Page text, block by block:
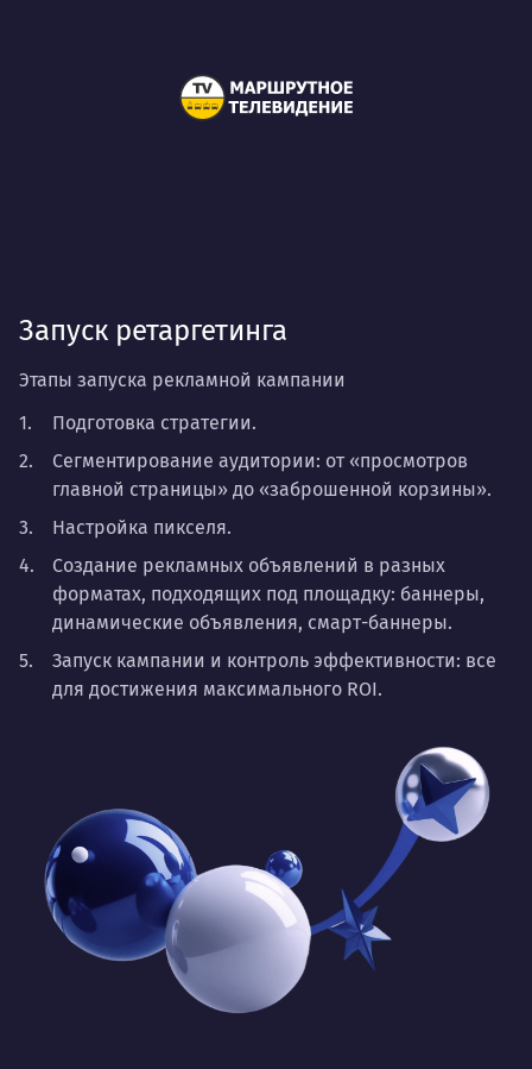
Запуск ретаргетинга
Этапы запуска рекламной кампании
Подготовка стратегии.
Сегментирование аудитории: от «просмотров
главной страницы» до «заброшенной корзины».
Настройка пикселя.
Создание рекламных объявлений в разных
форматах, подходящих под площадку: баннеры,
динамические объявления, смарт-баннеры.
Запуск кампании и контроль эффективности: все
для достижения максимального ROI.